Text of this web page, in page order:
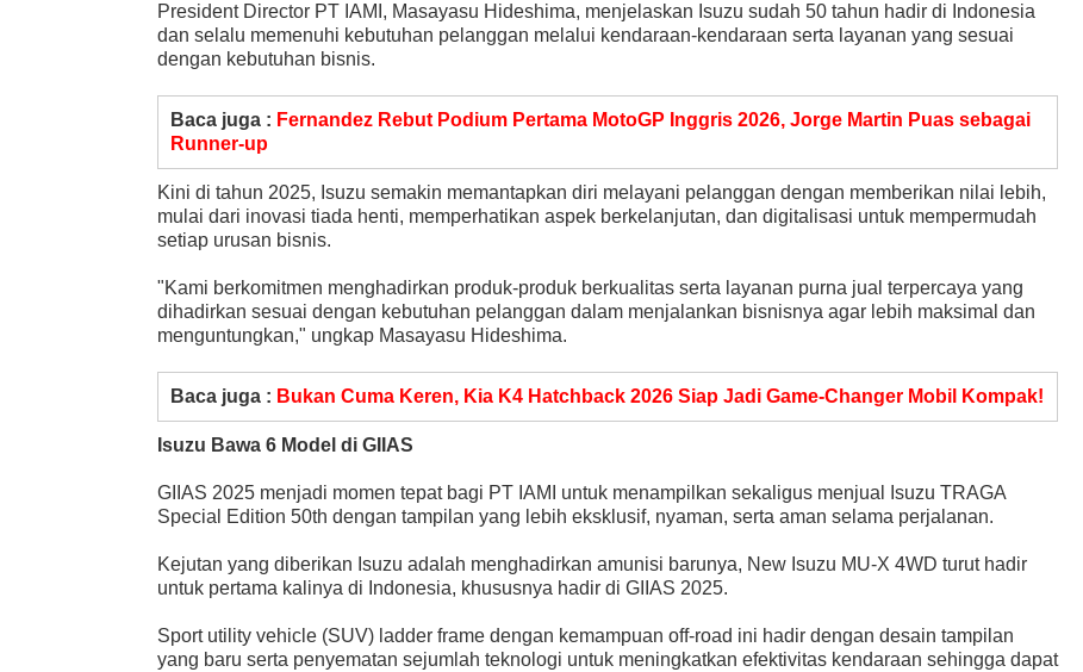
President Director PT IAMI, Masayasu Hideshima, menjelaskan Isuzu sudah 50 tahun hadir di Indonesia
dan selalu memenuhi kebutuhan pelanggan melalui kendaraan-kendaraan serta layanan yang sesuai
dengan kebutuhan bisnis.
Baca juga : Fernandez Rebut Podium Pertama MotoGP Inggris 2026, Jorge Martin Puas sebagai
Runner-up
Kini di tahun 2025, Isuzu semakin memantapkan diri melayani pelanggan dengan memberikan nilai lebih,
mulai dari inovasi tiada henti, memperhatikan aspek berkelanjutan, dan digitalisasi untuk mempermudah
setiap urusan bisnis.
"Kami berkomitmen menghadirkan produk-produk berkualitas serta layanan purna jual terpercaya yang
dihadirkan sesuai dengan kebutuhan pelanggan dalam menjalankan bisnisnya agar lebih maksimal dan
menguntungkan," ungkap Masayasu Hideshima.
Baca juga : Bukan Cuma Keren, Kia K4 Hatchback 2026 Siap Jadi Game-Changer Mobil Kompak!
Isuzu Bawa 6 Model di GIIAS
GIIAS 2025 menjadi momen tepat bagi PT IAMI untuk menampilkan sekaligus menjual Isuzu TRAGA
Special Edition 50th dengan tampilan yang lebih eksklusif, nyaman, serta aman selama perjalanan.
Kejutan yang diberikan Isuzu adalah menghadirkan amunisi barunya, New Isuzu MU-X 4WD turut hadir
untuk pertama kalinya di Indonesia, khususnya hadir di GIIAS 2025.
Sport utility vehicle (SUV) ladder frame dengan kemampuan off-road ini hadir dengan desain tampilan
yang baru serta penyematan sejumlah teknologi untuk meningkatkan efektivitas kendaraan sehingga dapat